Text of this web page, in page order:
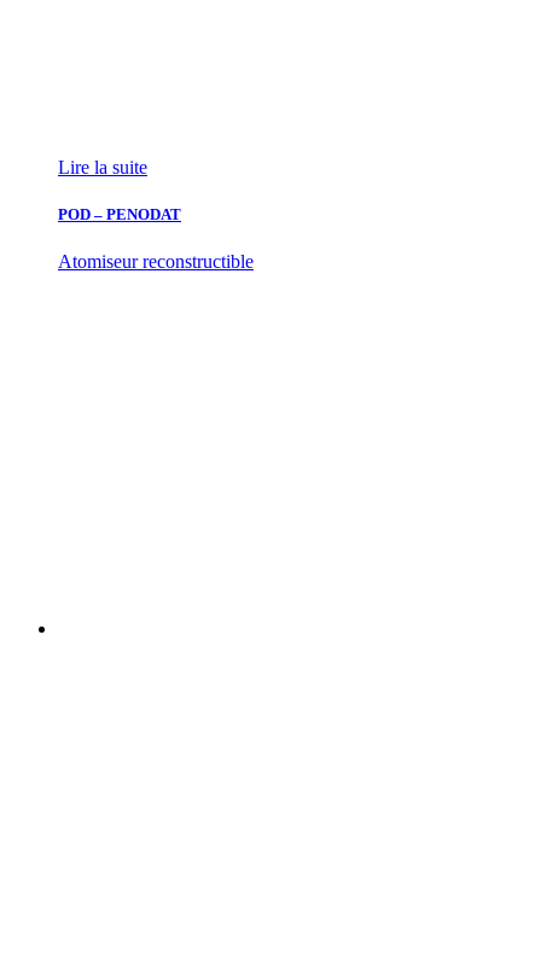
Lire la suite
POD – PENODAT
Atomiseur reconstructible